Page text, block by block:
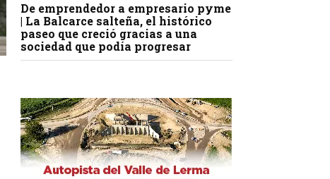
De emprendedor a empresario pyme
| La Balcarce salteña, el histórico
paseo que creció gracias a una
sociedad que podía progresar